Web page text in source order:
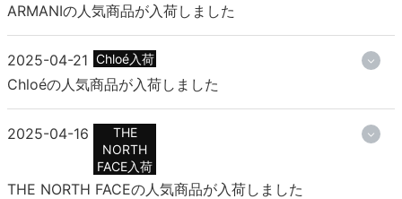
ARMANIの人気商品が入荷しました
2025-04-21 Chloé入荷
Chloéの人気商品が入荷しました
2025-04-16
THE
NORTH
FACE入荷
THE NORTH FACEの人気商品が入荷しました